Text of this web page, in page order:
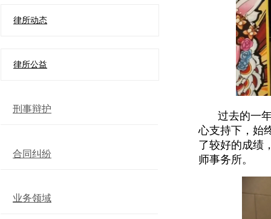
律所动态
律所公益
刑事辩护
合同纠纷
业务领域
过去的一
心支持下，始
了较好的成绩
师事务所。